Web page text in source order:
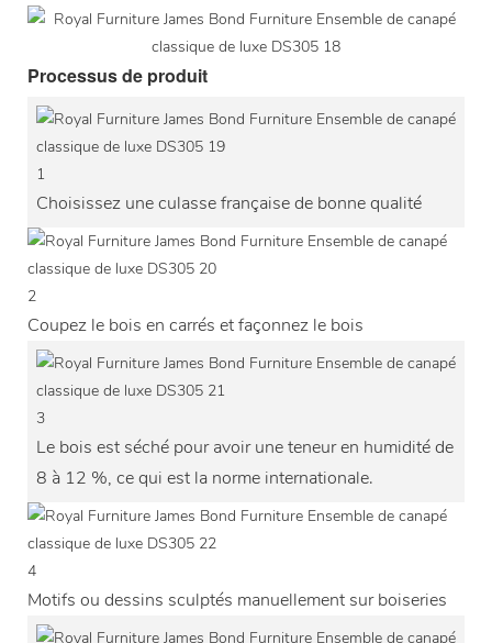
Processus de produit
1
Choisissez une culasse française de bonne qualité
2
Coupez le bois en carrés et façonnez le bois
3
Le bois est séché pour avoir une teneur en humidité de
8 à 12 %, ce qui est la norme internationale.
4
Motifs ou dessins sculptés manuellement sur boiseries